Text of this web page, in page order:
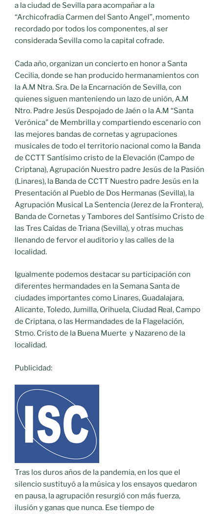
a la ciudad de Sevilla para acompañar a la
“Archicofradía Carmen del Santo Angel”, momento
recordado por todos los componentes, al ser
considerada Sevilla como la capital cofrade.
Cada año, organizan un concierto en honor a Santa
Cecilia, donde se han producido hermanamientos con
la A.M Ntra. Sra. De la Encarnación de Sevilla, con
quienes siguen manteniendo un lazo de unión, A.M
Ntro. Padre Jesús Despojado de Jaén o la A.M “Santa
Verónica” de Membrilla y compartiendo escenario con
las mejores bandas de cornetas y agrupaciones
musicales de todo el territorio nacional como la Banda
de CCTT Santísimo cristo de la Elevación (Campo de
Criptana), Agrupación Nuestro padre Jesús de la Pasión
(Linares), la Banda de CCTT Nuestro padre Jesús en la
Presentación al Pueblo de Dos Hermanas (Sevilla), la
Agrupación Musical La Sentencia (Jerez de la Frontera),
Banda de Cornetas y Tambores del Santísimo Cristo de
las Tres Caídas de Triana (Sevilla), y otras muchas
llenando de fervor el auditorio y las calles de la
localidad.
Igualmente podemos destacar su participación con
diferentes hermandades en la Semana Santa de
ciudades importantes como Linares, Guadalajara,
Alicante, Toledo, Jumilla, Orihuela, Ciudad Real, Campo
de Criptana, o las Hermandades de la Flagelación,
Stmo. Cristo de la Buena Muerte y Nazareno de la
localidad.
Publicidad:
Tras los duros años de la pandemia, en los que el
silencio sustituyó a la música y los ensayos quedaron
en pausa, la agrupación resurgió con más fuerza,
ilusión y ganas que nunca. Ese tiempo de